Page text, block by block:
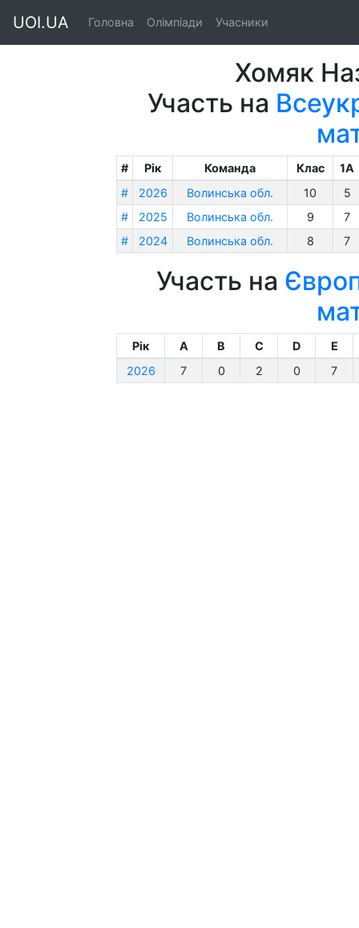
UOI.UA Головна Олімпіади Учасники
Хомяк
Участь на
# Рік Команда Клас
1A
#
2026 Волинська обл. 10
5
#
2025 Волинська обл. 9
7
#
2024 Волинська обл. 8 7
Участь на
Рік A B C D
E
2026
7 0 2 0 7